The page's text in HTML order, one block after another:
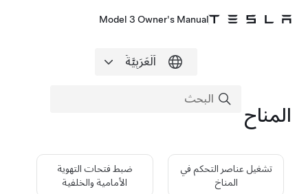
Model 3 Owner's Manual
المناخ
تشغيل عناصر التحكم في
المناخ
ضبط فتحات التهوية
الأمامية والخلفية